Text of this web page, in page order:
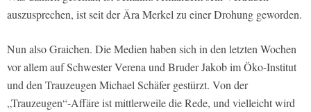
auszusprechen, ist seit der Ära Merkel zu einer Drohung geworden.
Nun also Graichen. Die Medien haben sich in den letzten Wochen
vor allem auf Schwester Verena und Bruder Jakob im Öko-Institut
und den Trauzeugen Michael Schäfer gestürzt. Von der
„Trauzeugen“-Affäre ist mittlerweile die Rede, und vielleicht wird